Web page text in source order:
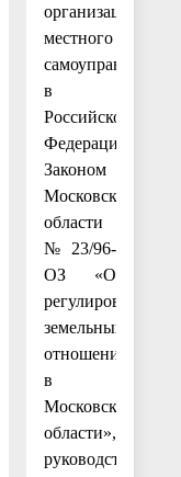
организации
местного
самоуправления
в
Российской
Федерации»,
Законом
Московской
области
№ 23/96-
ОЗ «О
регулировании
земельных
отношений
в
Московской
области»,
руководствуясь